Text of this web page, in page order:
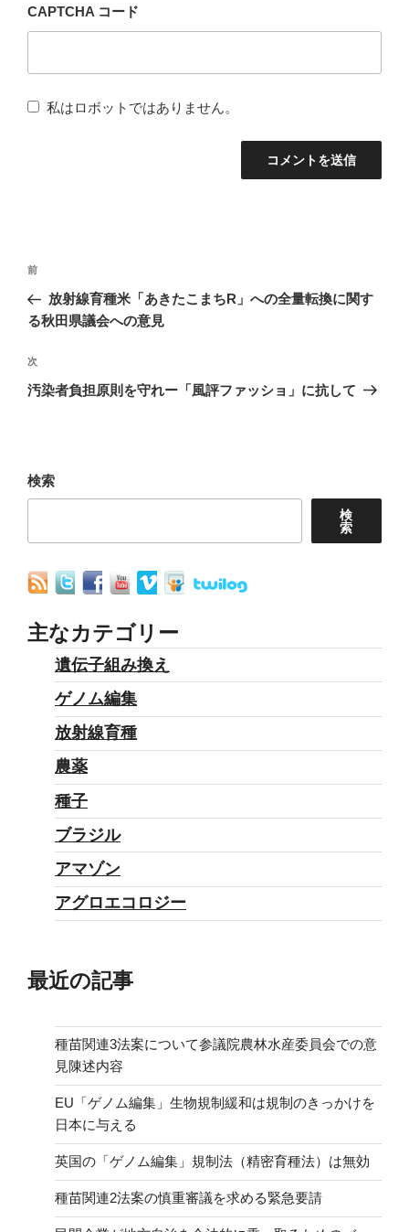
CAPTCHA コード
私はロボットではありません。
投
稿
ナ
ゲ
ー
ン
前
の
投
前
放射線育種米「あきたこまちR」への全量転換に関す
る秋田県議会への意見
次
の
次
汚染者負担原則を守れー「風評ファッショ」に抗して
検索
検
索
主なカテゴリー
遺伝子組み換え
ゲノム編集
放射線育種
農薬
種子
ブラジル
アマゾン
アグロエコロジー
最近の記事
種苗関連3法案について参議院農林水産委員会での意
見陳述内容
EU「ゲノム編集」生物規制緩和は規制のきっかけを
日本に与える
英国の「ゲノム編集」規制法（精密育種法）は無効
種苗関連2法案の慎重審議を求める緊急要請